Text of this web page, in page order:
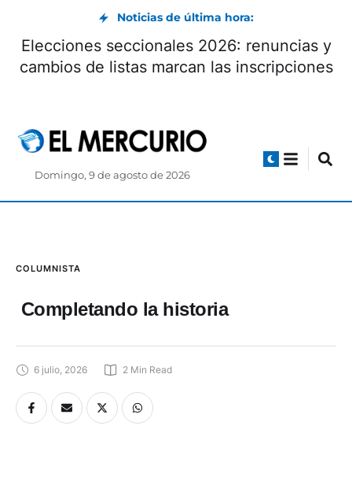
Noticias de última hora:
Elecciones seccionales 2026: renuncias y
cambios de listas marcan las inscripciones
Domingo, 9 de agosto de 2026
COLUMNISTA
Completando la historia
6 julio, 2026 2 Min Read